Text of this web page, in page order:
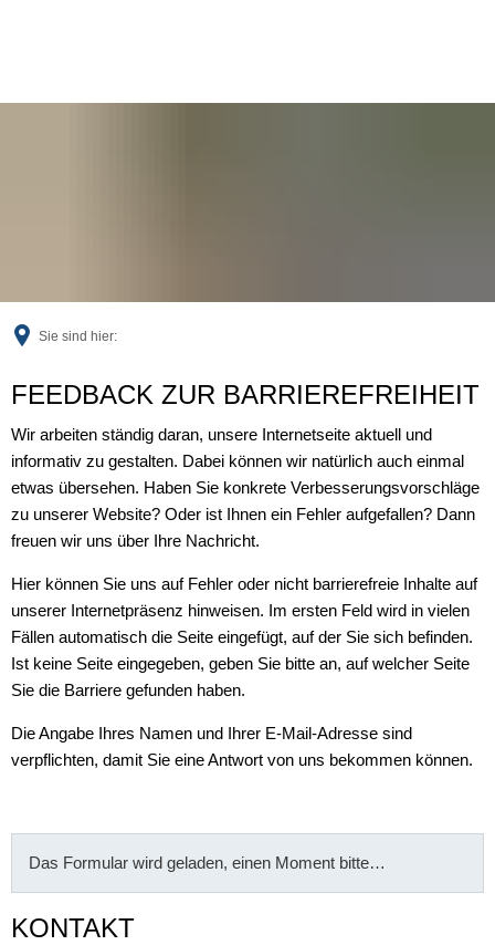
Sie sind hier:
Feedback
FEEDBACK ZUR BARRIEREFREIHEIT
Wir arbeiten ständig daran, unsere Internetseite aktuell und
informativ zu gestalten. Dabei können wir natürlich auch einmal
etwas übersehen. Haben Sie konkrete Verbesserungsvorschläge
zu unserer Website? Oder ist Ihnen ein Fehler aufgefallen? Dann
freuen wir uns über Ihre Nachricht.
Hier können Sie uns auf Fehler oder nicht barrierefreie Inhalte auf
unserer Internetpräsenz hinweisen. Im ersten Feld wird in vielen
Fällen automatisch die Seite eingefügt, auf der Sie sich befinden.
Ist keine Seite eingegeben, geben Sie bitte an, auf welcher Seite
Sie die Barriere gefunden haben.
Die Angabe Ihres Namen und Ihrer E-Mail-Adresse sind
verpflichten, damit Sie eine Antwort von uns bekommen können.
Das Formular wird geladen, einen Moment bitte…
KONTAKT